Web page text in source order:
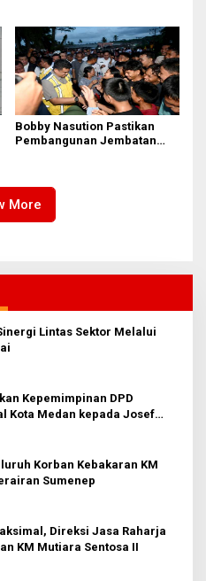
Bobby Nasution Pastikan
Pembangunan Jembatan
More
Lintas Sektor Melalui
Kepemimpinan DPD
Kota Medan kepada Josef
Korban Kebakaran KM
Sumenep
Direksi Jasa Raharja
KM Mutiara Sentosa II